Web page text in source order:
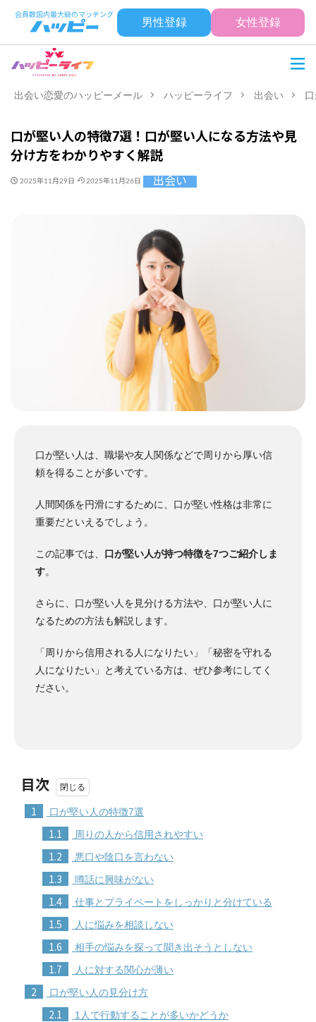
男性登録 女性登録
出会い恋愛のハッピーメール ハッピーライフ 出会い
口が堅い人の特徴7選！口が堅い人になる方法や見
分け方をわかりやすく解説
2025年11月29日 2025年11月26日 出会い
口が堅い人は、職場や友人関係などで周りから厚い信
頼を得ることが多いです。
人間関係を円滑にするために、口が堅い性格は非常に
重要だといえるでしょう。
この記事では、 口が堅い人が持つ特徴を7つご紹介しま
す。
さらに、口が堅い人を見分ける方法や、口が堅い人に
なるための方法も解説します。
「周りから信用される人になりたい」「秘密を守れる
人になりたい」と考えている方は、ぜひ参考にしてく
ださい。
目次
1 口が堅い人の特徴7選
1.1 周りの人から信用されやすい
1.2 悪口や陰口を言わない
1.3 噂話に興味がない
1.4 仕事とプライベートをしっかりと分けている
1.5 人に悩みを相談しない
1.6 相手の悩みを探って聞き出そうとしない
1.7 人に対する関心が薄い
2 口が堅い人の見分け方
2.1 1人で行動することが多いかどうか